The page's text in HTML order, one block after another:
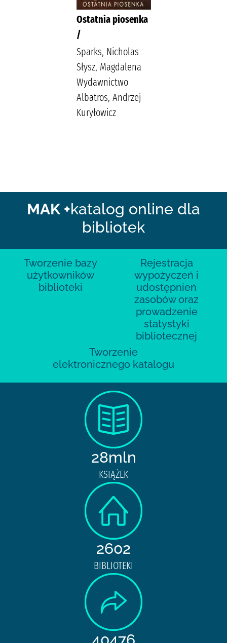
Ostatnia piosenka
/
Sparks, Nicholas
Słysz, Magdalena
Wydawnictwo
Albatros, Andrzej
Kuryłowicz
MAK +katalog online dla
bibliotek
Tworzenie bazy
użytkowników
biblioteki
Rejestracja
wypożyczeń i
udostępnień
zasobów oraz
prowadzenie
statystyki
bibliotecznej
Tworzenie
elektronicznego katalogu
28mln
KSIĄŻEK
2602
BIBLIOTEKI